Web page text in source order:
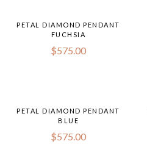
PETAL DIAMOND PENDANT
FUCHSIA
$575.00
PETAL DIAMOND PENDANT
BLUE
$575.00